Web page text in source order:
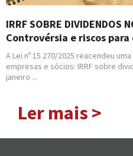
IRRF SOBRE DIVIDENDOS
Controvérsia e riscos para
A Lei nº 15.270/2025 reacendeu
empresas e sócios: IRRF sobre
janeiro ...
Ler mais >